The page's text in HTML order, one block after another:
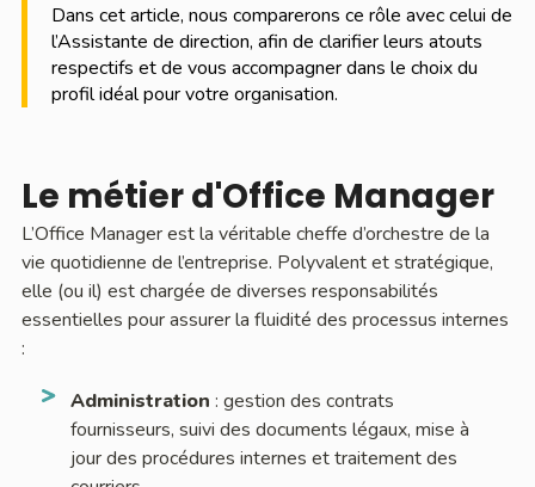
Dans cet article, nous comparerons ce rôle avec celui de
l’Assistante de direction, afin de clarifier leurs atouts
respectifs et de vous accompagner dans le choix du
profil idéal pour votre organisation.
Le métier d'Office Manager
L’Office Manager est la véritable cheffe d’orchestre de la
vie quotidienne de l’entreprise. Polyvalent et stratégique,
elle (ou il) est chargée de diverses responsabilités
essentielles pour assurer la fluidité des processus internes
:
Administration : gestion des contrats
fournisseurs, suivi des documents légaux, mise à
jour des procédures internes et traitement des